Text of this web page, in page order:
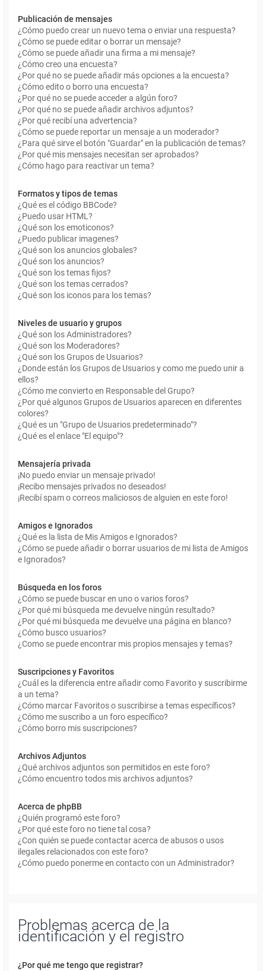
Publicación de mensajes
¿Cómo puedo crear un nuevo tema o enviar una respuesta?
¿Cómo se puede editar o borrar un mensaje?
¿Cómo se puede añadir una firma a mi mensaje?
¿Cómo creo una encuesta?
¿Por qué no se puede añadir más opciones a la encuesta?
¿Cómo edito o borro una encuesta?
¿Por qué no se puede acceder a algún foro?
¿Por qué no se puede añadir archivos adjuntos?
¿Por qué recibí una advertencia?
¿Cómo se puede reportar un mensaje a un moderador?
¿Para qué sirve el botón "Guardar" en la publicación de temas?
¿Por qué mis mensajes necesitan ser aprobados?
¿Cómo hago para reactivar un tema?
Formatos y tipos de temas
¿Qué es el código BBCode?
¿Puedo usar HTML?
¿Qué son los emoticonos?
¿Puedo publicar imagenes?
¿Qué son los anuncios globales?
¿Qué son los anuncios?
¿Qué son los temas fijos?
¿Qué son los temas cerrados?
¿Qué son los iconos para los temas?
Niveles de usuario y grupos
¿Qué son los Administradores?
¿Qué son los Moderadores?
¿Qué son los Grupos de Usuarios?
¿Donde están los Grupos de Usuarios y como me puedo unir a
ellos?
¿Cómo me convierto en Responsable del Grupo?
¿Por qué algunos Grupos de Usuarios aparecen en diferentes
colores?
¿Qué es un "Grupo de Usuarios predeterminado"?
¿Qué es el enlace "El equipo"?
Mensajería privada
¡No puedo enviar un mensaje privado!
¡Recibo mensajes privados no deseados!
¡Recibí spam o correos maliciosos de alguien en este foro!
Amigos e Ignorados
¿Qué es la lista de Mis Amigos e Ignorados?
¿Cómo se puede añadir o borrar usuarios de mi lista de Amigos
e Ignorados?
Búsqueda en los foros
¿Cómo se puede buscar en uno o varios foros?
¿Por qué mi búsqueda me devuelve ningún resultado?
¿Por qué mi búsqueda me devuelve una página en blanco?
¿Cómo busco usuarios?
¿Como se puede encontrar mis propios mensajes y temas?
Suscripciones y Favoritos
¿Cuál es la diferencia entre añadir como Favorito y suscribirme
a un tema?
¿Cómo marcar Favoritos o suscribirse a temas específicos?
¿Cómo me suscribo a un foro específico?
¿Cómo borro mis suscripciones?
Archivos Adjuntos
¿Qué archivos adjuntos son permitidos en este foro?
¿Cómo encuentro todos mis archivos adjuntos?
Acerca de phpBB
¿Quién programó este foro?
¿Por qué este foro no tiene tal cosa?
¿Con quién se puede contactar acerca de abusos o usos
ilegales relacionados con este foro?
¿Cómo puedo ponerme en contacto con un Administrador?
Problemas acerca de la
identificación y el registro
¿Por qué me tengo que registrar?